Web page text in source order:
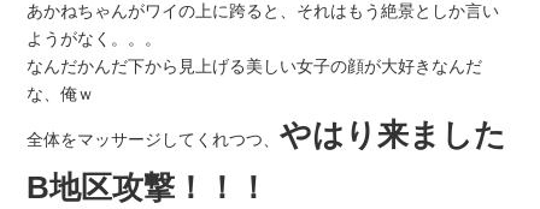
あかねちゃんがワイの上に跨ると、それはもう絶景としか言い
ようがなく。。。
なんだかんだ下から見上げる美しい女子の顔が大好きなんだ
な、俺ｗ
全体をマッサージしてくれつつ、やはり来ました
B地区攻撃！！！